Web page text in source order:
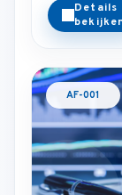
Details
AF-001